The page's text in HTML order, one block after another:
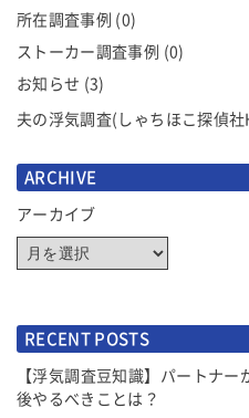
所在調査事例 (0)
ストーカー調査事例 (0)
お知らせ (3)
夫の浮気調査(しゃちほこ探偵社
ARCHIVE
アーカイブ
RECENT POSTS
【浮気調査豆知識】パートナ
後やるべきことは？